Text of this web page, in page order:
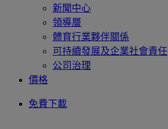
新聞中心
領導層
體育行業夥伴關係
可持續發展及企業社會責任
公司治理
價格
免費下載